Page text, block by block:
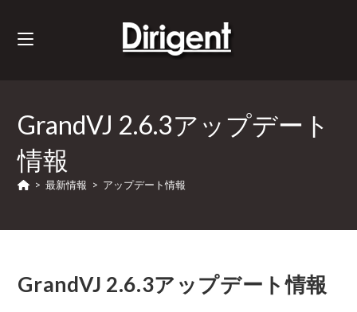
GrandVJ 2.6.3アップデート
情報
> 最新情報 > アップデート情報
GrandVJ 2.6.3アップデート情報